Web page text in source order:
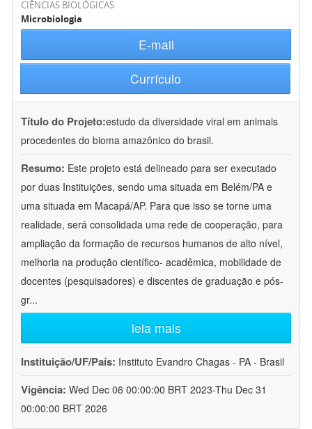
CIÊNCIAS BIOLÓGICAS
Microbiologia
E-mail
Currículo
Título do Projeto:estudo da diversidade viral em animais
procedentes do bioma amazônico do brasil.
Resumo: Este projeto está delineado para ser executado
por duas Instituições, sendo uma situada em Belém/PA e
uma situada em Macapá/AP. Para que isso se torne uma
realidade, será consolidada uma rede de cooperação, para
ampliação da formação de recursos humanos de alto nível,
melhoria na produção científico- acadêmica, mobilidade de
docentes (pesquisadores) e discentes de graduação e pós-
gr...
leia mais
Instituição/UF/País: Instituto Evandro Chagas - PA - Brasil
Vigência: Wed Dec 06 00:00:00 BRT 2023-Thu Dec 31
00:00:00 BRT 2026